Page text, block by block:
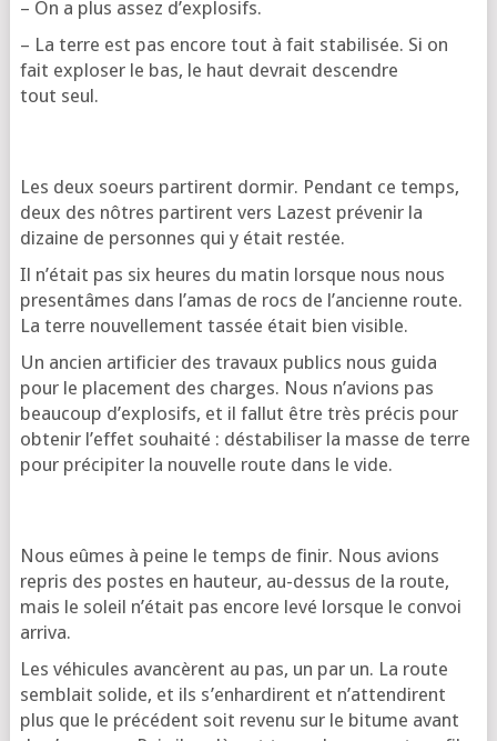
– On a plus assez d’explosifs.
– La terre est pas encore tout à fait sta­bi­li­sée. Si on
fait explo­ser le bas, le haut devrait des­cendre
tout seul.
Les deux soeurs par­tirent dor­mir. Pen­dant ce temps,
deux des nôtres par­tirent vers Lazest pré­ve­nir la
dizaine de per­sonnes qui y était restée.
Il n’é­tait pas six heures du matin lorsque nous nous
pre­sen­tâmes dans l’a­mas de rocs de l’an­cienne route.
La terre nou­vel­le­ment tas­sée était bien visible.
Un ancien arti­fi­cier des tra­vaux publics nous gui­da
pour le pla­ce­ment des charges. Nous n’a­vions pas
beau­coup d’ex­plo­sifs, et il fal­lut être très pré­cis pour
obte­nir l’ef­fet sou­hai­té : désta­bi­li­ser la masse de terre
pour pré­ci­pi­ter la nou­velle route dans le vide.
Nous eûmes à peine le temps de finir. Nous avions
repris des postes en hau­teur, au-des­sus de la route,
mais le soleil n’é­tait pas encore levé lorsque le convoi
arriva.
Les véhi­cules avan­cèrent au pas, un par un. La route
sem­blait solide, et ils s’en­har­dirent et n’at­ten­dirent
plus que le pré­cé­dent soit reve­nu sur le bitume avant